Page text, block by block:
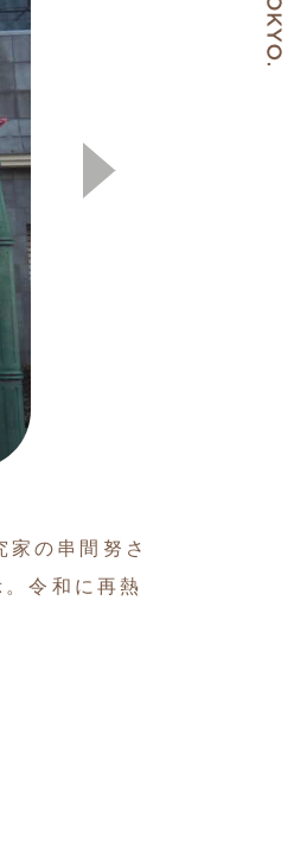
の串間努さ
令和に再熱